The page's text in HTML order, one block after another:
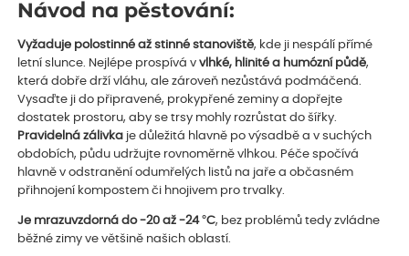
Návod na pěstování:
Vyžaduje polostinné až stinné stanoviště, kde ji nespálí přímé
letní slunce. Nejlépe prospívá vvlhké, hlinité a humózní půdě,
která dobře drží vláhu, ale zároveň nezůstává podmáčená.
Vysaďte ji do připravené, prokypřené zeminy a dopřejte
dostatek prostoru, aby se trsy mohly rozrůstat do šířky.
Pravidelná zálivka je důležitá hlavně po výsadbě a v suchých
obdobích, půdu udržujte rovnoměrně vlhkou. Péče spočívá
hlavně v odstranění odumřelých listů na jaře a občasném
přihnojení kompostem či hnojivem pro trvalky.
Je mrazuvzdorná do -20 až -24 °C, bez problémů tedy zvládne
běžné zimy ve většině našich oblastí.